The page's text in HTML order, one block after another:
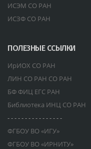
ИСЭМ СО РАН
ИСЗФ СО РАН
ПОЛЕЗНЫЕ ССЫЛКИ
ИрИОХ СО РАН
ЛИН СО РАН СО РАН
БФ ФИЦ ЕГС РАН
Библиотека ИНЦ СО РАН
- - - - - - - - - - - - - - - -
ФГБОУ ВО «ИГУ»
ФГБОУ ВО «ИРНИТУ»